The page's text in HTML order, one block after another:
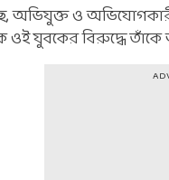
অভিযুক্ত ও
ওই যুবকের বিরুদ্ধে